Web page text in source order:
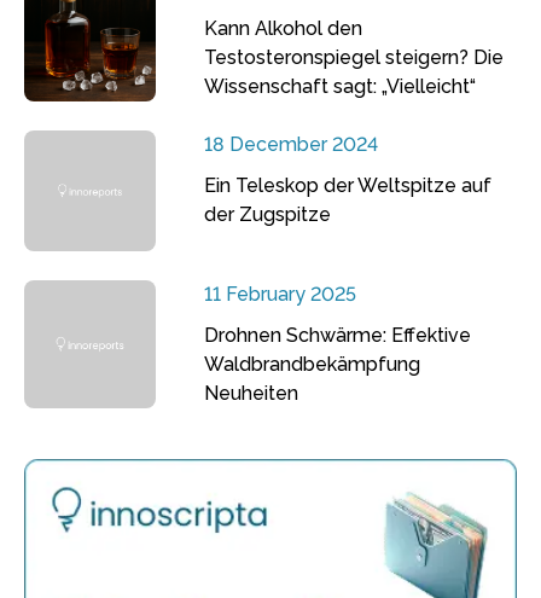
Kann Alkohol den
Testosteronspiegel steigern? Die
Wissenschaft sagt: „Vielleicht“
18 December 2024
Ein Teleskop der Weltspitze auf
der Zugspitze
11 February 2025
Drohnen Schwärme: Effektive
Waldbrandbekämpfung
Neuheiten